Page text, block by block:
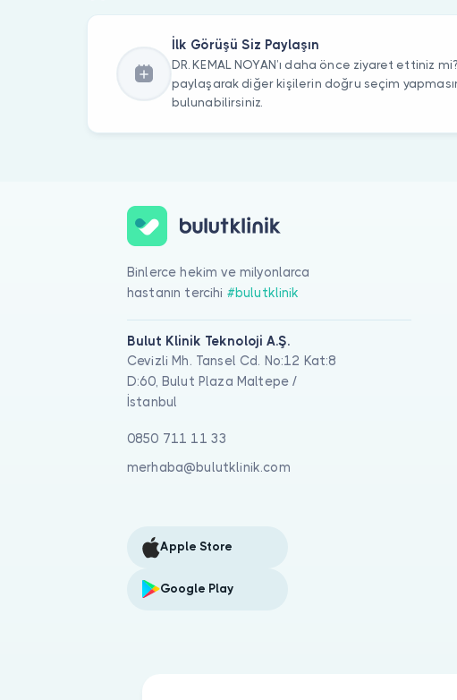
İlk Görüşü Siz Paylaşın
DR. KEMAL NOYAN’ı daha önce ziyaret ettiniz
paylaşarak diğer kişilerin doğru seçim
bulunabilirsiniz.
Binlerce hekim ve milyonlarca
hastanın tercihi #bulutklinik
Bulut Klinik Teknoloji A.Ş.
Cevizli Mh. Tansel Cd. No:12 Kat:8
D:60, Bulut Plaza Maltepe /
İstanbul
0850 711 11 33
merhaba@bulutklinik.com
Apple Store
Google Play